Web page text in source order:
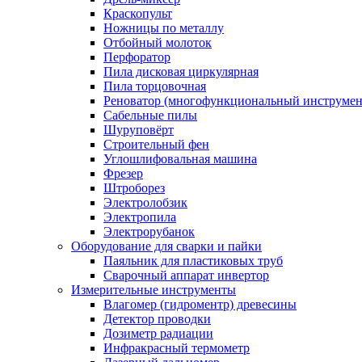
Краскопульт
Ножницы по металлу
Отбойный молоток
Перфоратор
Пила дисковая циркулярная
Пила торцовочная
Реноватор (многофункциональный
Сабельные пилы
Шуруповёрт
Строительный фен
Углошлифовальная машина
Фрезер
Штроборез
Электролобзик
Электропила
Электрорубанок
Оборудование для сварки и пайки
Паяльник для пластиковых труб
Сварочный аппарат инвертор
Измерительные инструменты
Влагомер (гидроментр) древесины
Детектор проводки
Дозиметр радиации
Инфракрасный термометр